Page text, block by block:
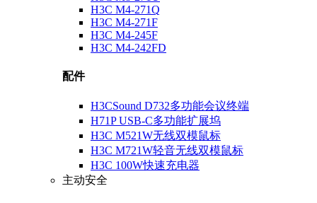
H3C M4-271Q
H3C M4-271F
H3C M4-245F
H3C M4-242FD
配件
H3CSound D732多功能会议终端
H71P USB-C多功能扩展坞
H3C M521W无线双模鼠标
H3C M721W轻音无线双模鼠标
H3C 100W快速充电器
主动安全